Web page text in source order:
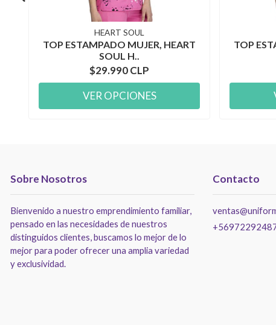
HEART SOUL
TOP ESTAMPADO MUJER, HEART
SOUL H..
$29.990 CLP
VER OPCIONES
TOP
Sobre Nosotros
Bienvenido a nuestro emprendimiento familiar,
pensado en las necesidades de nuestros
distinguidos clientes, buscamos lo mejor de lo
mejor para poder ofrecer una amplia variedad
y exclusividad.
Contacto